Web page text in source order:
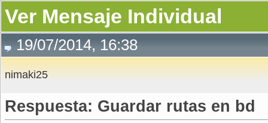
Ver Mensaje Individual
19/07/2014, 16:38
nimaki25
Respuesta: Guardar rutas en bd